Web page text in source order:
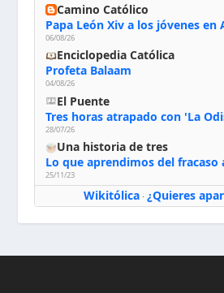
Camino Católico
06/08/26
Enciclopedia Católica
Profeta Balaam
04/08/26
El Puente
Tres horas atrapado con 'La
28/07/26
Una historia de tres
Lo que aprendimos del fracaso
25/11/23
Wikitólica· ¿Quieres